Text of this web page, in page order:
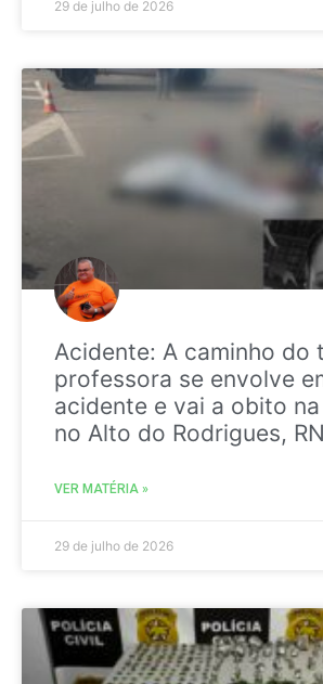
29 de julho de 2026
Acidente: A caminho do
professora se envolve
acidente e vai a obito na
no Alto do Rodrigues, RN
VER MATÉRIA »
29 de julho de 2026